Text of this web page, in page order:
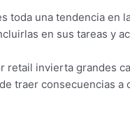
toda una tendencia en
en sus tareas y
retail invierta grandes
traer consecuencias